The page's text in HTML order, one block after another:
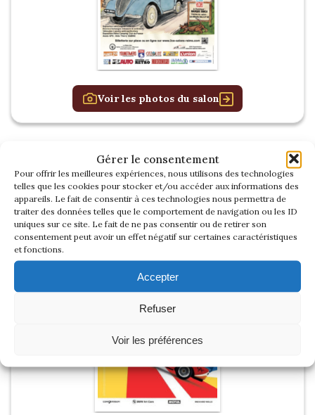
Gérer le consentement
Pour offrir les meilleures expériences, nous utilisons des technologies
telles que les cookies pour stocker et/ou accéder aux informations des
appareils. Le fait de consentir à ces technologies nous permettra de
traiter des données telles que le comportement de navigation ou les ID
uniques sur ce site. Le fait de ne pas consentir ou de retirer son
consentement peut avoir un effet négatif sur certaines caractéristiques
et fonctions.
Accepter
Refuser
Voir les préférences
Voir les photos du salon
RETROMOBILE
2026